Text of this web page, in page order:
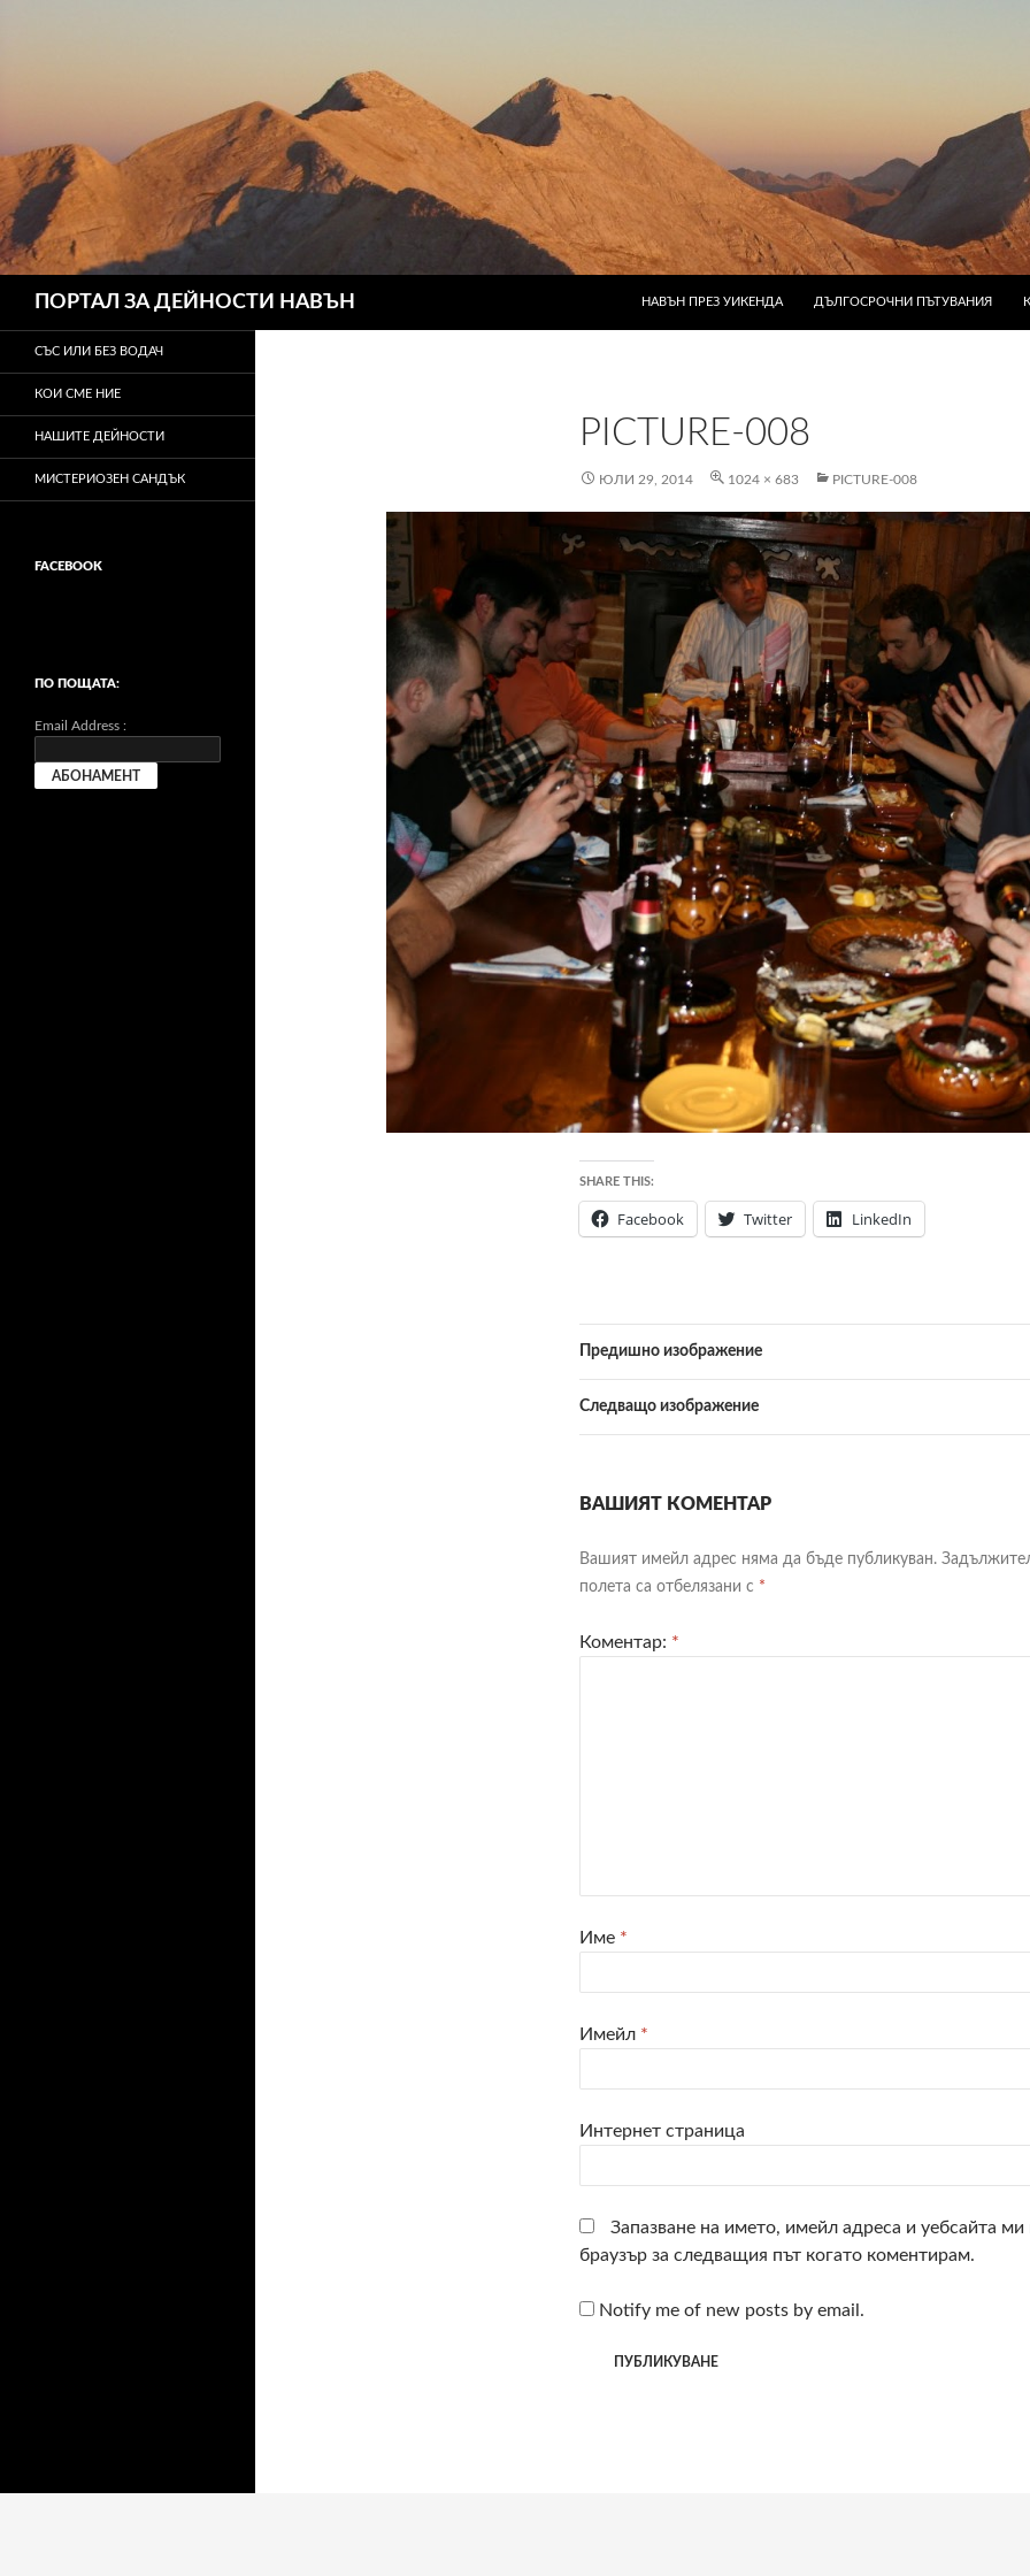
ПОРТАЛ ЗА ДЕЙНОСТИ НАВЪН
НАВЪН ПРЕЗ УИКЕНДА
ДЪЛГОСРОЧНИ ПЪТУВАНИЯ
PICTURE-008
ЮЛИ 29, 2014 1024 × 683 PICTURE-008
SHARE THIS:
Facebook Twitter LinkedIn
Предишно изображение
Следващо изображение
ВАШИЯТ КОМЕНТАР
Вашият имейл адрес няма да бъде публикуван.
полета са отбелязани с *
Коментар: *
Име *
Имейл *
Интернет страница
Запазване на името, имейл адреса и уебсайта ми
браузър за следващия път когато коментирам.
Notify me of new posts by email.
СЪС ИЛИ БЕЗ ВОДАЧ
КОИ СМЕ НИЕ
НАШИТЕ ДЕЙНОСТИ
МИСТЕРИОЗЕН САНДЪК
FACEBOOK
ПО ПОЩАТА:
Email Address :